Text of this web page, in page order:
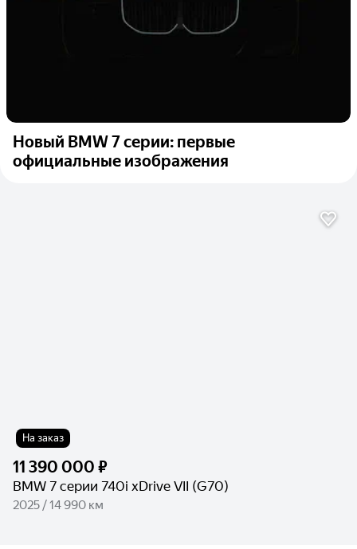
Новый BMW 7 серии: первые
официальные изображения
На заказ
11 390 000 ₽
BMW 7 серии 740i xDrive VII (G70)
2025 / 14 990 км